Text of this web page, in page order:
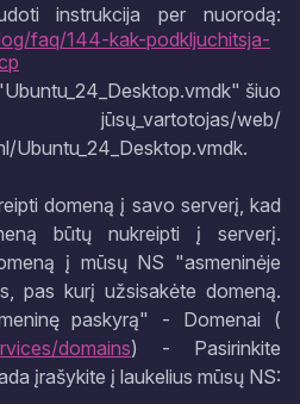
instrukcija per nuorodą:
faq/144-kak-podkljuchitsja-
šiuo
web/
Ubuntu_24_Desktop.vmdk.
domeną į savo serverį, kad
būtų nukreipti į serverį.
į mūsų NS "asmeninėje
pas kurį užsisakėte domeną.
paskyrą" - Domenai (
domains) - Pasirinkite
įrašykite į laukelius mūsų NS: